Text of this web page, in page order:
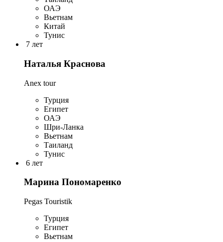
ОАЭ
Вьетнам
Китай
Тунис
7 лет
Наталья Краснова
Anex tour
Турция
Египет
ОАЭ
Шри-Ланка
Вьетнам
Таиланд
Тунис
6 лет
Марина Пономаренко
Pegas Touristik
Турция
Египет
Вьетнам